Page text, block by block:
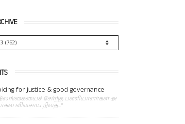
for justice & good governance
சேர்ந்த பணியாளர்கள் அ
விவசாய நிலத..."